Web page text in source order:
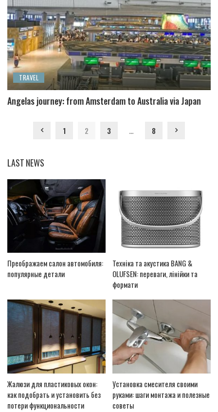
TRAVEL
Angelas journey: from Amsterdam to Australia via Japan
1 2 3 … 8
LAST NEWS
Преображаем салон автомобиля:
популярные детали
Техніка та акустика BANG &
OLUFSEN: переваги, лінійки та
формати
Жалюзи для пластиковых окон:
как подобрать и установить без
потери функциональности
Установка смесителя своими
руками: шаги монтажа и полезные
советы